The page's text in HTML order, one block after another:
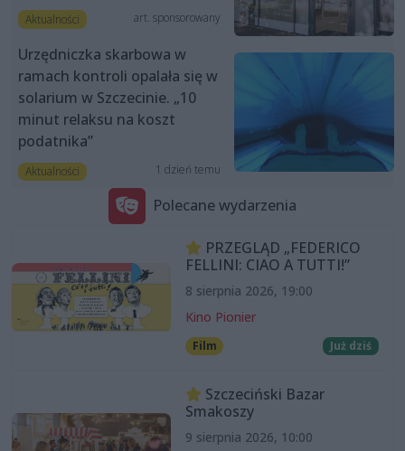
Aktualności art. sponsorowany
Urzędniczka skarbowa w
ramach kontroli opalała się w
solarium w Szczecinie. „10
minut relaksu na koszt
podatnika”
Aktualności 1 dzień temu
Polecane wydarzenia
PRZEGLĄD „FEDERICO
FELLINI: CIAO A TUTTI!”
8 sierpnia 2026, 19:00
Kino Pionier
Film Już dziś
Szczeciński Bazar
Smakoszy
9 sierpnia 2026, 10:00